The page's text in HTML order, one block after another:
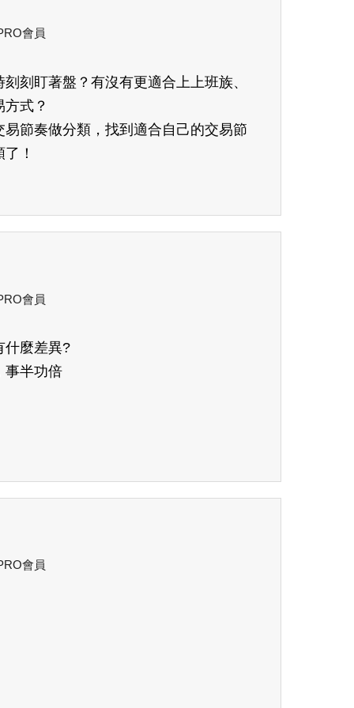
會員
刻盯著盤？有沒有更適合上上班族、
式？
節奏做分類，找到適合自己的交易節
！
會員
什麼差異?
事半功倍
會員